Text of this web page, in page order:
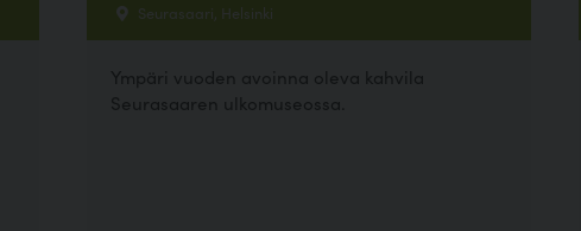
Seurasaari, Helsinki
Ympäri vuoden avoinna oleva kahvila
Seurasaaren ulkomuseossa.